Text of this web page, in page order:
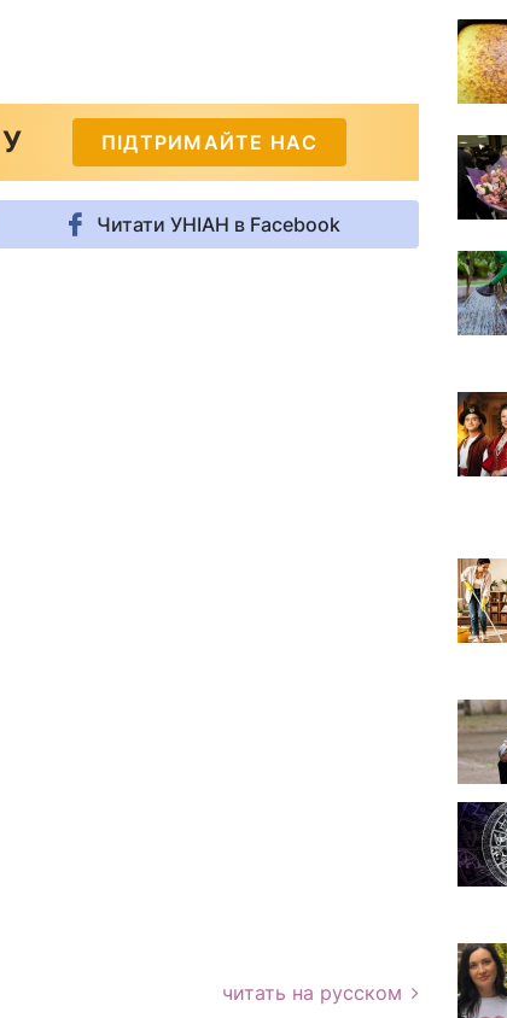
ПІДТРИМАЙТЕ НАС
Читати УНІАН в Facebook
читать на русском